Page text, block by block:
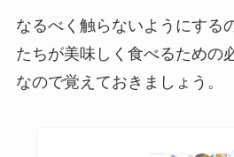
なるべく触らないようにする
たちが美味しく食べるための
なので覚えておきましょう。